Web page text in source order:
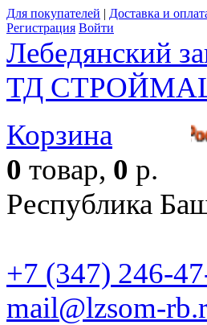
Для покупателей | Доставка и
Регистрация Войти
Лебедянский
ТД
в
Корзина
0 товар, 0 р.
Республика
+7 (347) 246-
mail@lzsom-